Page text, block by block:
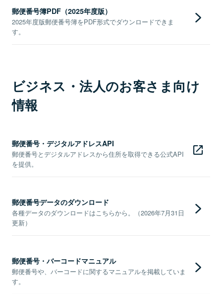
郵便番号簿PDF（2025年度版）
2025年度版郵便番号簿をPDF形式でダウンロードできま
す。
ビジネス・法人のお客さま向け
情報
郵便番号・デジタルアドレスAPI
郵便番号とデジタルアドレスから住所を取得できる公式API
を提供。
郵便番号データのダウンロード
各種データのダウンロードはこちらから。（2026年7月31日
更新）
郵便番号・バーコードマニュアル
郵便番号や、バーコードに関するマニュアルを掲載していま
す。